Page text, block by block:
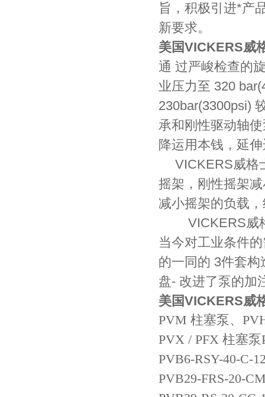
旨，积极引进*产
新要求。
美国VICKERS威
通 过严峻检查的
业压力至 320
230bar(3300psi)
承和刚性驱动轴
降运用本钱，延
VICKERS威格
摇架，刚性摇架
减小摇架的负载
VICKERS威格
当今对工业条件
的一同的 3件套
盘- 改进了泵的加
美国VICKERS威
PVM 柱塞泵、
PVX / PFX 柱塞泵
PVB6-RSY-40-C-
PVB29-FRS-20-